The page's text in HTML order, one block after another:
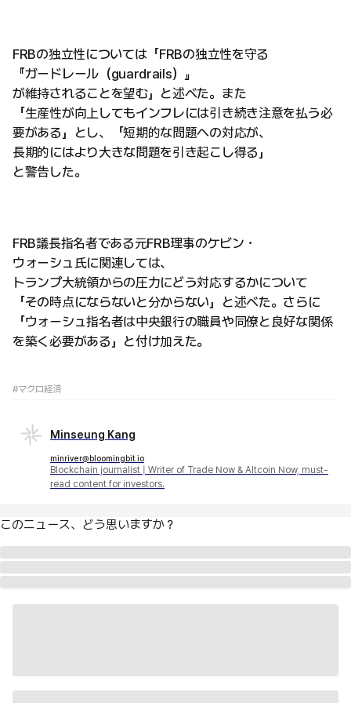
FRBの独立性については「FRBの独立性を守る
『ガードレール（guardrails）』
が維持されることを望む」と述べた。また
「生産性が向上してもインフレには引き続き注意を払う必
要がある」とし、「短期的な問題への対応が、
長期的にはより大きな問題を引き起こし得る」
と警告した。
FRB議長指名者である元FRB理事のケビン・
ウォーシュ氏に関連しては、
トランプ大統領からの圧力にどう対応するかについて
「その時点にならないと分からない」と述べた。さらに
「ウォーシュ指名者は中央銀行の職員や同僚と良好な関係
を築く必要がある」と付け加えた。
#マクロ経済
Minseung Kang
minriver@bloomingbit.io
Blockchain journalist | Writer of Trade Now & Altcoin Now, must-
read content for investors.
このニュース、どう思いますか？